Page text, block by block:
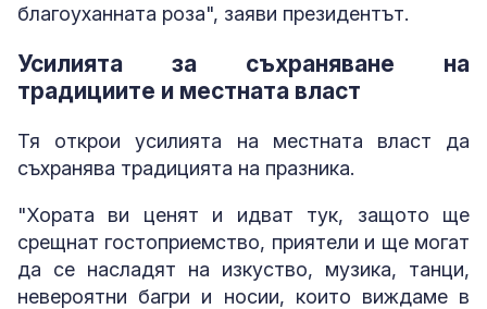
благоуханната роза", заяви президентът.
Усилията за съхраняване на
традициите и местната власт
Тя открои усилията на местната власт да
съхранява традицията на празника.
"Хората ви ценят и идват тук, защото ще
срещнат гостоприемство, приятели и ще могат
да се насладят на изкуство, музика, танци,
невероятни багри и носии, които виждаме в